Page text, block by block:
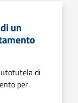
un
di
per